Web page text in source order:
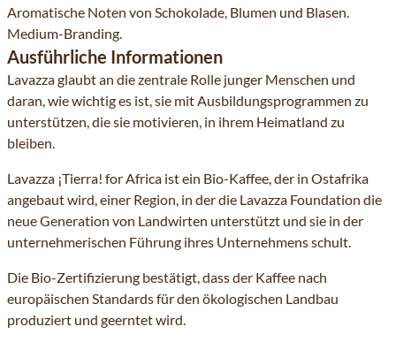
Aromatische Noten von Schokolade, Blumen und Blasen.
Medium-Branding.
Ausführliche Informationen
Lavazza glaubt an die zentrale Rolle junger Menschen und
daran, wie wichtig es ist, sie mit Ausbildungsprogrammen zu
unterstützen, die sie motivieren, in ihrem Heimatland zu
bleiben.
​Lavazza ¡Tierra! for Africa ist ein Bio-Kaffee, der in Ostafrika
angebaut wird, einer Region, in der die Lavazza Foundation die
neue Generation von Landwirten unterstützt und sie in der
unternehmerischen Führung ihres Unternehmens schult.
Die Bio-Zertifizierung bestätigt, dass der Kaffee nach
europäischen Standards für den ökologischen Landbau
produziert und geerntet wird.